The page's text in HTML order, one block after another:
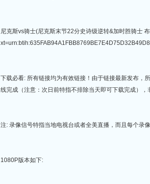
尼克斯vs骑士(尼克斯末节22分史诗级逆转&加时胜骑士
下载必看: 所有链接均为有效链接！由于链接最新发布，
线完成（注意：次日前特指不排除当天即可下载完成）
注: 录像信号特指当地电视台或者全美直播，而且每个录
1080P版本如下: